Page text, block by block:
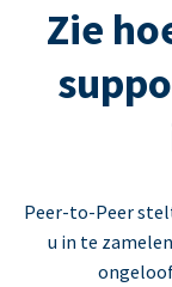
Zie
Peer-to-Peer
u in te